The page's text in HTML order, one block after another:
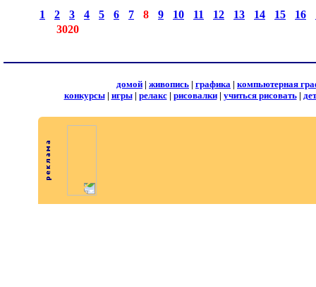
1 2 3 4 5 6 7 8 9 10 11 12 13 14 15 16
3020
домой | живопись | графика | компьютерная
конкурсы| игры| релакс| рисовалки| учиться рисовать|